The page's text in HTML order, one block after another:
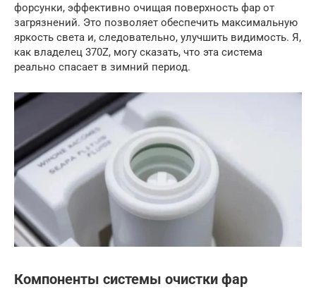
форсунки, эффективно очищая поверхность фар от
загрязнений. Это позволяет обеспечить максимальную
яркость света и, следовательно, улучшить видимость. Я,
как владелец 370Z, могу сказать, что эта система
реально спасает в зимний период.
Компоненты системы очистки фар